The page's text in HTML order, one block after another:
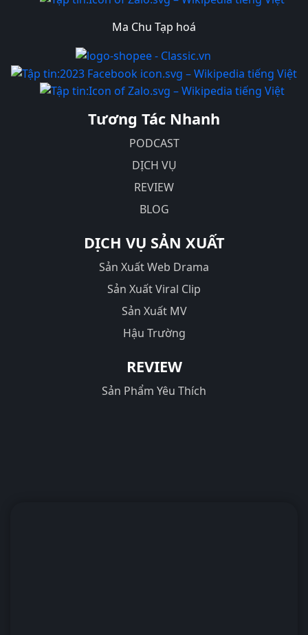
Ma Chu Tạp hoá
Tương Tác Nhanh
PODCAST
DỊCH VỤ
REVIEW
BLOG
DỊCH VỤ SẢN XUẤT
Sản Xuất Web Drama
Sản Xuất Viral Clip
Sản Xuất MV
Hậu Trường
REVIEW
Sản Phẩm Yêu Thích